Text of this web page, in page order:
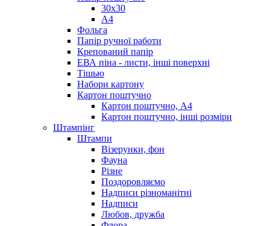
30х30
А4
Фольга
Папір ручної работи
Крепований папір
ЕВА піна - листи, інші поверхні
Тішью
Набори картону
Картон поштучно
Картон поштучно, А4
Картон поштучно, інші розміри
Штампінг
Штампи
Візерунки, фон
Фауна
Різне
Поздоровляємо
Надписи різноманітні
Надписи
Любов, дружба